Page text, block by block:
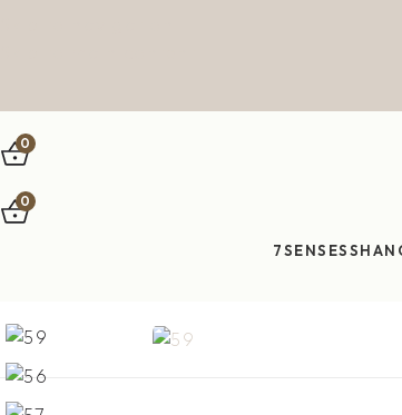
0
0
7SENSES